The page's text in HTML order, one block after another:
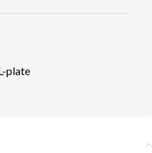
plate